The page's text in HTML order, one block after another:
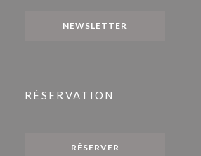
NEWSLETTER
RÉSERVATION
RÉSERVER